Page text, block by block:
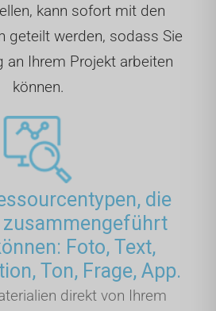
kann sofort mit den
geteilt werden, sodass Sie
an Ihrem Projekt arbeiten
können.
die
Foto, Text,
Ton, Frage, App.
direkt von Ihrem